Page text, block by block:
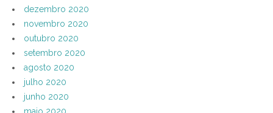
dezembro 2020
novembro 2020
outubro 2020
setembro 2020
agosto 2020
julho 2020
junho 2020